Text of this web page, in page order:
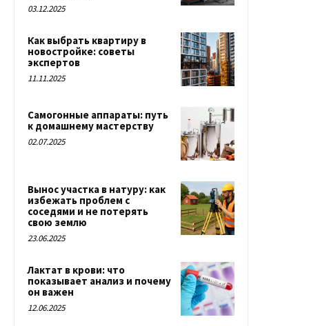
03.12.2025
Как выбрать квартиру в
новостройке: советы
экспертов
11.11.2025
Самогонные аппараты: путь
к домашнему мастерству
02.07.2025
Вынос участка в натуру: как
избежать проблем с
соседями и не потерять
свою землю
23.06.2025
Лактат в крови: что
показывает анализ и почему
он важен
12.06.2025